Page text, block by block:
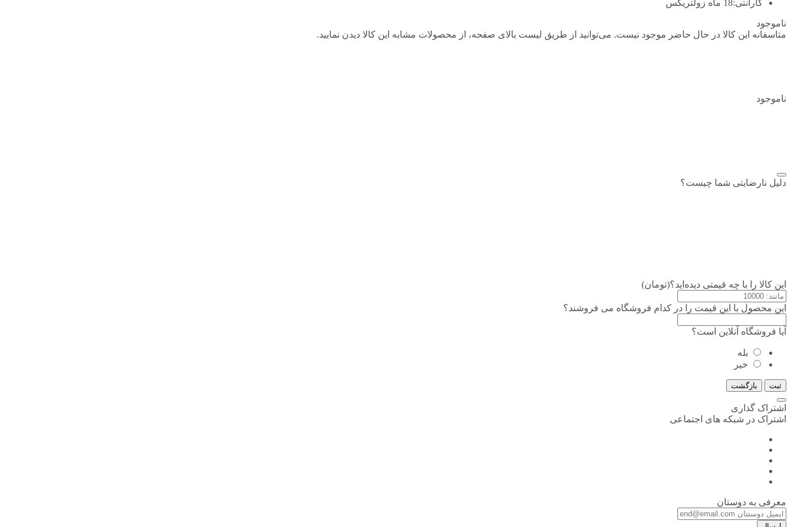
گارانتی:18 ماه زولتریکس
ناموجود
متاسفانه این کالا در حال حاضر موجود نیست. می‌توانید از طریق لیست بالای صفحه، از محصولات مشابه این کالا دیدن نمایید.
ناموجود
دلیل نارضایتی شما چیست؟
این کالا را با چه قیمتی دیده‌اید؟(تومان)
این محصول با این قیمت را در کدام فروشگاه می فروشند؟
آیا فروشگاه آنلاین است؟
بله
خیر
ثبت بازگشت
اشتراک گذاری
اشتراک در شبکه های اجتماعی
معرفی به دوستان